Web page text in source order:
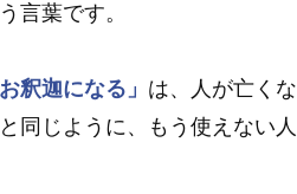
言葉です。
お釈迦になる」 は、人が亡くな
同じように、もう使えない人